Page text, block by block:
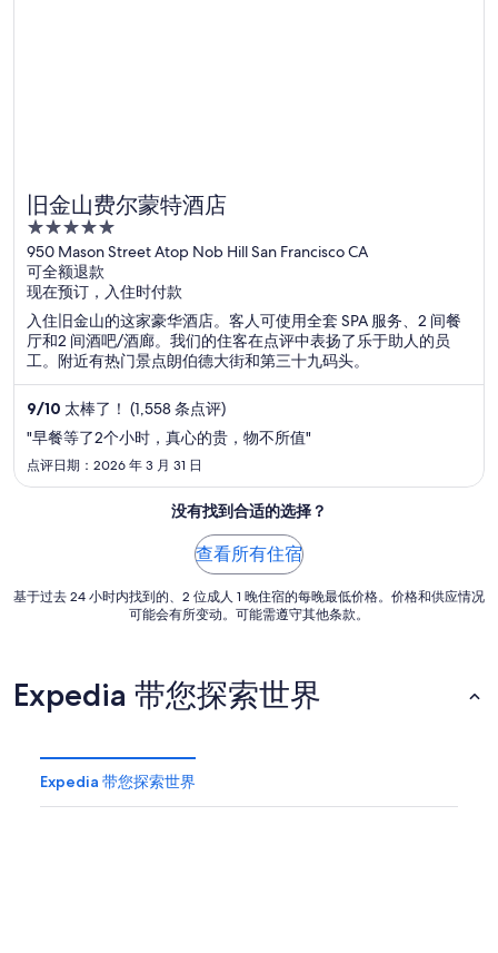
旧金山费尔蒙特酒店
5
out
of
5
950 Mason Street Atop Nob Hill San Francisco CA
可全额退款
现在预订，入住时付款
入住旧金山的这家豪华酒店。客人可使用全套 SPA 服务、2 间餐
厅和2 间酒吧/酒廊。我们的住客在点评中表扬了乐于助人的员
工。附近有热门景点朗伯德大街和第三十九码头。
9/10 太棒了！ (1,558 条点评)
"早餐等了2个小时，真心的贵，物不所值"
点评日期：2026 年 3 月 31 日
没有找到合适的选择？
查看所有住宿
基于过去 24 小时内找到的、2 位成人 1 晚住宿的每晚最低价格。价格和供应情况
可能会有所变动。可能需遵守其他条款。
Expedia 带您探索世界
Expedia 带您探索世界